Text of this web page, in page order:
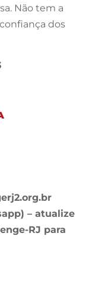
Não tem a
dos
– atualize
RJ para